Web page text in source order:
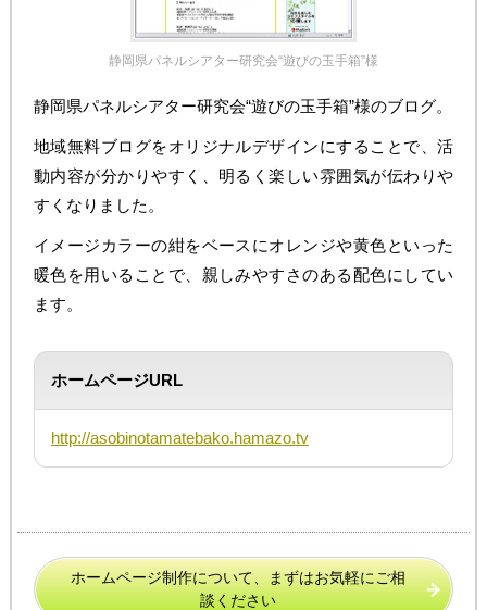
静岡県パネルシアター研究会“遊びの玉手箱”様
静岡県パネルシアター研究会“遊びの玉手箱”様のブログ。
地域無料ブログをオリジナルデザインにすることで、活
動内容が分かりやすく、明るく楽しい雰囲気が伝わりや
すくなりました。
イメージカラーの紺をベースにオレンジや黄色といった
暖色を用いることで、親しみやすさのある配色にしてい
ます。
ホームページURL
http://asobinotamatebako.hamazo.tv
ホームページ制作について、まずはお気軽にご相
談ください